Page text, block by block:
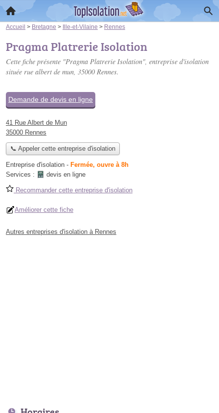
Accueil > Bretagne > Ille-et-Vilaine > Rennes
Pragma Platrerie Isolation
Cette fiche présente "Pragma Platrerie Isolation", entreprise d'isolation
située rue albert de mun, 35000 Rennes.
Demande de devis en ligne
41 Rue Albert de Mun
35000 Rennes
📞 Appeler cette entreprise d'isolation
Entreprise d'isolation - Fermée, ouvre à 8h
Services :
devis en ligne
Recommander cette entreprise d'isolation
Améliorer cette fiche
Autres entreprises d'isolation à Rennes